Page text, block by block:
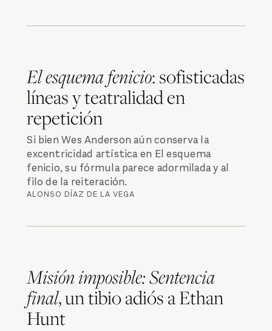
El esquema fenicio: sofisticadas
líneas y teatralidad en
repetición
Si bien Wes Anderson aún conserva la
excentricidad artística en El esquema
fenicio, su fórmula parece adormilada y al
filo de la reiteración.
ALONSO DÍAZ DE LA VEGA
Misión imposible: Sentencia
final, un tibio adiós a Ethan
Hunt